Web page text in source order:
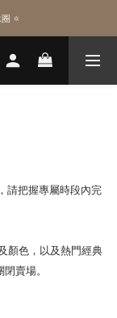
金🔅
金
請把握專屬時段內完
顏色，以及熱門經典
賣場。